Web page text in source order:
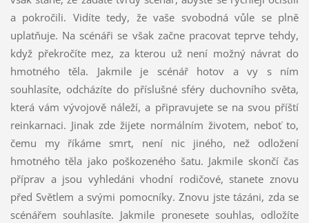
a pokročili. Vidíte tedy, že vaše svobodná vůle se plně
uplatňuje. Na scénáři se však začne pracovat teprve tehdy,
když překročíte mez, za kterou už není možný návrat do
hmotného těla. Jakmile je scénář hotov a vy s ním
souhlasíte, odcházíte do příslušné sféry duchovního světa,
která vám vývojově náleží, a připravujete se na svou příští
reinkarnaci. Jinak zde žijete normálním životem, neboť to,
čemu my říkáme smrt, není nic jiného, než odložení
hmotného těla jako poškozeného šatu. Jakmile skončí čas
příprav a jsou vyhledáni vhodní rodičové, stanete znovu
před Světlem a svými pomocníky. Znovu jste tázáni, zda se
scénářem souhlasíte. Jakmile pronesete souhlas, odložíte